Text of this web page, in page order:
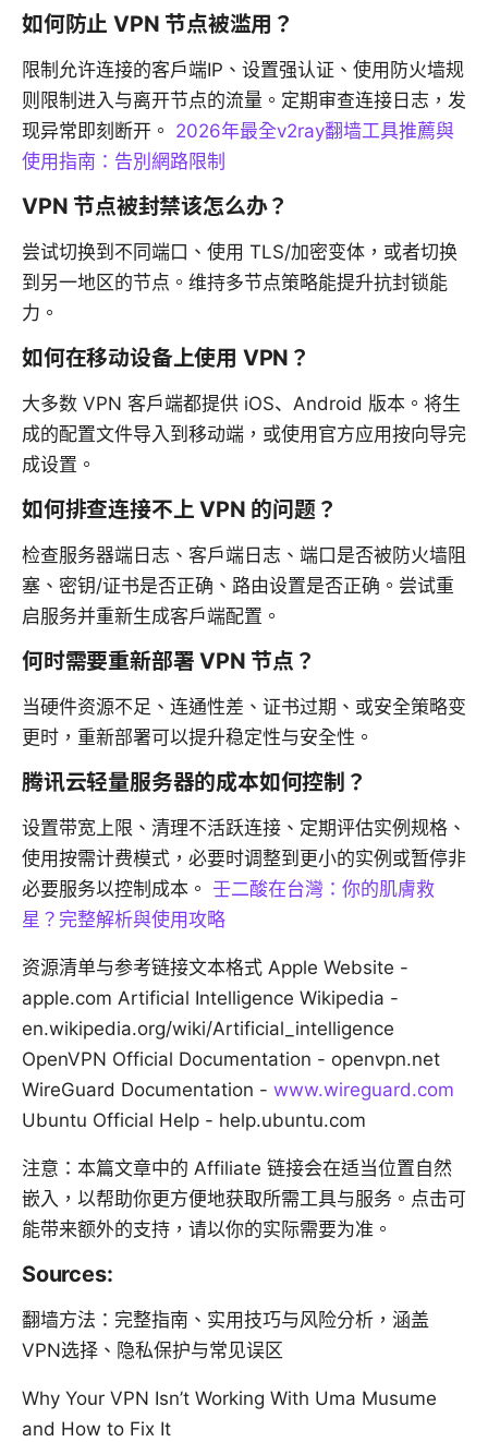
如何防止 VPN 节点被滥用？
限制允许连接的客户端IP、设置强认证、使用防火墙规
则限制进入与离开节点的流量。定期审查连接日志，发
现异常即刻断开。 2026年最全v2ray翻墙工具推薦與
使用指南：告別網路限制
VPN 节点被封禁该怎么办？
尝试切换到不同端口、使用 TLS/加密变体，或者切换
到另一地区的节点。维持多节点策略能提升抗封锁能
力。
如何在移动设备上使用 VPN？
大多数 VPN 客户端都提供 iOS、Android 版本。将生
成的配置文件导入到移动端，或使用官方应用按向导完
成设置。
如何排查连接不上 VPN 的问题？
检查服务器端日志、客户端日志、端口是否被防火墙阻
塞、密钥/证书是否正确、路由设置是否正确。尝试重
启服务并重新生成客户端配置。
何时需要重新部署 VPN 节点？
当硬件资源不足、连通性差、证书过期、或安全策略变
更时，重新部署可以提升稳定性与安全性。
腾讯云轻量服务器的成本如何控制？
设置带宽上限、清理不活跃连接、定期评估实例规格、
使用按需计费模式，必要时调整到更小的实例或暂停非
必要服务以控制成本。 壬二酸在台灣：你的肌膚救
星？完整解析與使用攻略
资源清单与参考链接文本格式 Apple Website -
apple.com Artificial Intelligence Wikipedia -
en.wikipedia.org/wiki/Artificial_intelligence
OpenVPN Official Documentation - openvpn.net
WireGuard Documentation - www.wireguard.com
Ubuntu Official Help - help.ubuntu.com
注意：本篇文章中的 Affiliate 链接会在适当位置自然
嵌入，以帮助你更方便地获取所需工具与服务。点击可
能带来额外的支持，请以你的实际需要为准。
Sources:
翻墙方法：完整指南、实用技巧与风险分析，涵盖
VPN选择、隐私保护与常见误区
Why Your VPN Isn’t Working With Uma Musume
and How to Fix It